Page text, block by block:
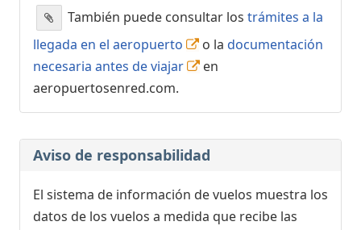
También puede consultar los trámites a la
llegada en el aeropuerto
o la documentación
necesaria antes de viajar
en
aeropuertosenred.com.
Aviso de responsabilidad
El sistema de información de vuelos muestra los
datos de los vuelos a medida que recibe las